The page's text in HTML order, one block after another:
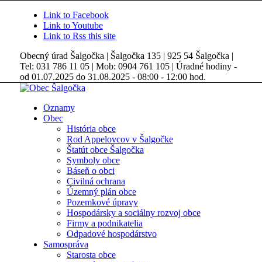
Link to Facebook
Link to Youtube
Link to Rss this site
Obecný úrad Šalgočka | Šalgočka 135 | 925 54 Šalgočka |
Tel: 031 786 11 05 | Mob: 0904 761 105 | Úradné hodiny -
od 01.07.2025 do 31.08.2025 - 08:00 - 12:00 hod.
Oznamy
Obec
História obce
Rod Appelovcov v Šalgočke
Štatút obce Šalgočka
Symboly obce
Báseň o obci
Civilná ochrana
Územný plán obce
Pozemkové úpravy
Hospodársky a sociálny rozvoj obce
Firmy a podnikatelia
Odpadové hospodárstvo
Samospráva
Starosta obce